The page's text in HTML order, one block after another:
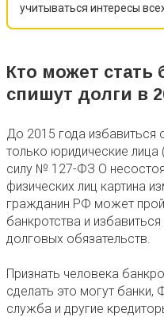
учитываться интересы
Кто может стать
спишут долги в
До 2015 года избавиться
только юридические лица
силу № 127-ФЗ О
физических лиц картина
гражданин РФ может
банкротства и
долговых обязательств.
Признать человека
сделать это могут банки,
служба и другие